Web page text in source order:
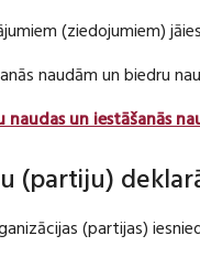
(ziedojumiem)
naudām un biedru
un iestāšanās
(partiju)
(partijas)